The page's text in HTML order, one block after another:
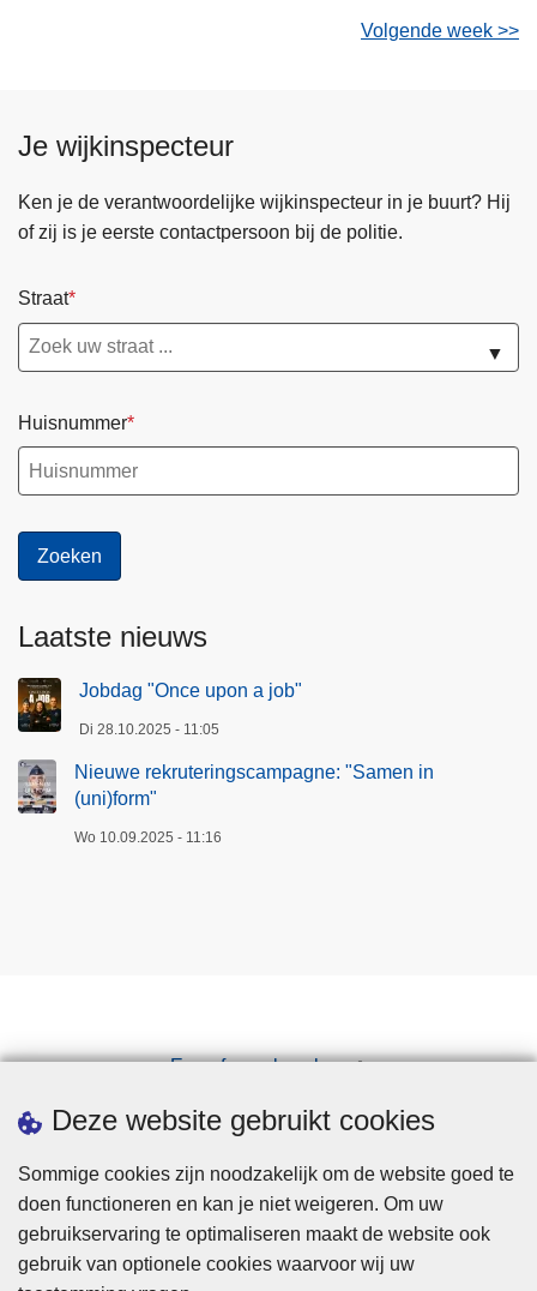
Deze website gebruikt cookies
Sommige cookies zijn noodzakelijk om de website goed te
doen functioneren en kan je niet weigeren. Om uw
gebruikservaring te optimaliseren maakt de website ook
gebruik van optionele cookies waarvoor wij uw
Volgende week >>
Je wijkinspecteur
Ken je de verantwoordelijke wijkinspecteur in je buurt? Hij
of zij is je eerste contactpersoon bij de politie.
Straat
▼
Huisnummer
Laatste nieuws
Jobdag "Once upon a job"
Di 28.10.2025 - 11:05
Nieuwe rekruteringscampagne: "Samen in
(uni)form"
Wo 10.09.2025 - 11:16
Een afspraak maken